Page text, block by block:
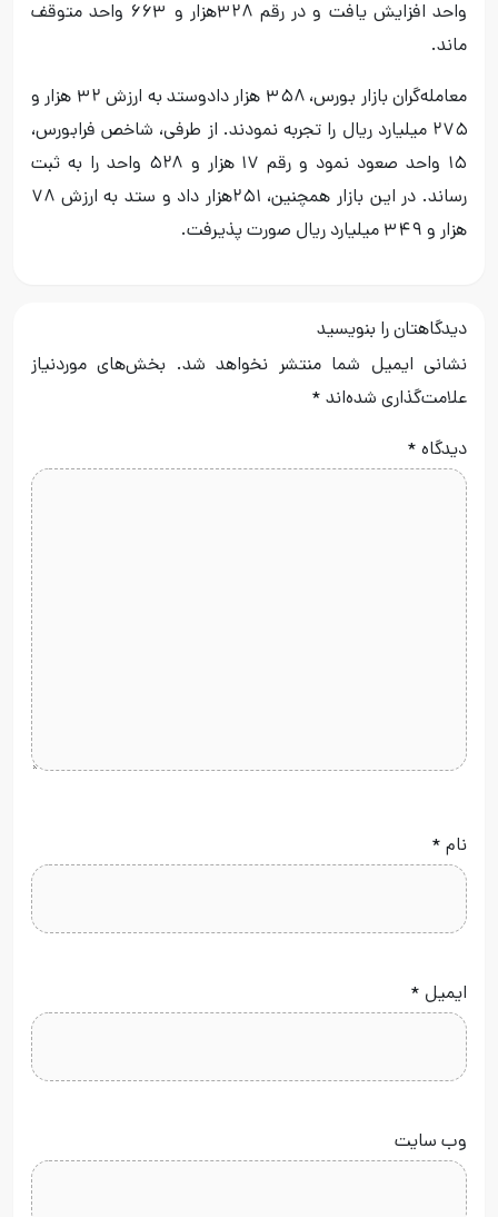
واحد افزایش یافت و در رقم ۳۲۸هزار و ۶۶۳ واحد متوقف
ماند.
معامله‌گران بازار بورس، ۳۵۸ هزار دادوستد به ارزش ۳۲ هزار و
۲۷۵ میلیارد ریال را تجربه نمودند. از طرفی، شاخص فرابورس،
۱۵ واحد صعود نمود و رقم ۱۷ هزار و ۵۲۸ واحد را به ثبت
رساند. در این بازار همچنین، ۲۵۱هزار داد و ستد به ارزش ۷۸
هزار و ۳۴۹ میلیارد ریال صورت پذیرفت.
دیدگاهتان را بنویسید
نشانی ایمیل شما منتشر نخواهد شد. بخش‌های موردنیاز
علامت‌گذاری شده‌اند *
دیدگاه *
نام *
ایمیل *
وب‌ سایت